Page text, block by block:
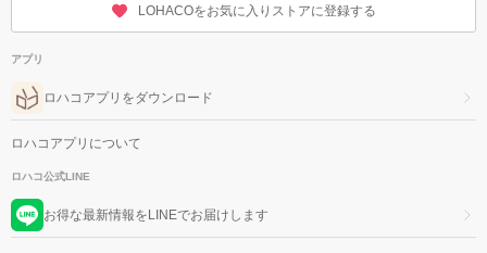
LOHACOをお気に入りストアに登録する
アプリ
ロハコアプリをダウンロード
ロハコアプリについて
ロハコ公式LINE
お得な最新情報をLINEでお届けします